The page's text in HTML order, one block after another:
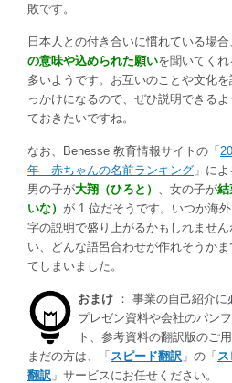
敗です。
日本人との付き合いに慣れている場合
の意味や込められた願いを聞いてくれ
多いようです。お互いのことや文化を
っかけになるので、ぜひ説明できるよ
ておきたいですね。
なお、Benesse 教育情報サイトの「
年 赤ちゃんの名前ランキング 」によ
男の子が大翔（ひろと） 、女の子が結
いな） が 1 位だそうです。いつか海
字の説明で盛り上がるかもしれません
い、どんな語呂合わせが作れそうかま
てしまいました。
おまけ ： 事業の自己紹介に
プレゼン資料や会社のパン
ト、参考資料の翻訳版のご
まだの方は、「 スピード翻訳 」の「
翻訳 」サービスにお任せください。